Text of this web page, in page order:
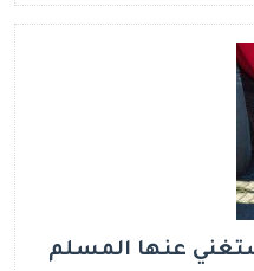
عنها المسلم